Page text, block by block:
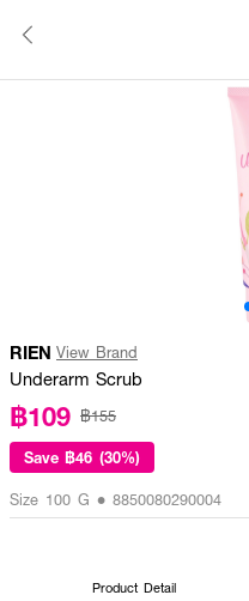
RIEN View Brand
Underarm Scrub
฿109 ฿155
Save ฿46 (30%)
Size 100 G • 8850080290004
Product Detail